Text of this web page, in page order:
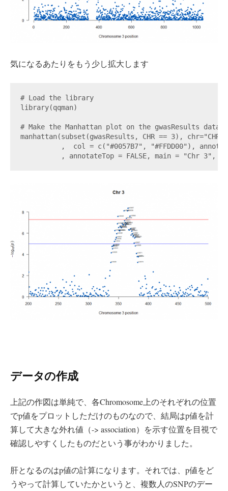
気になるあたりをもう少し拡大します
# Load the library
library(qqman)
# Make the Manhattan plot on the gwasResults
manhattan(subset(gwasResults, CHR == 3),
,  col = c("#0057B7", "#FFDD00"),
, annotateTop = FALSE, main = "Chr 3",
データの作成
上記の作図は単純で、各Chromosome上のそれぞれの位置
でp値をプロットしただけのものなので、結局はp値を計
算して大きな外れ値（-> association）を示す位置を目視で
確認しやすくしたものだという事がわかりました。
肝となるのはp値の計算になります。それでは、p値をど
うやって計算していたかというと、複数人のSNPのデー